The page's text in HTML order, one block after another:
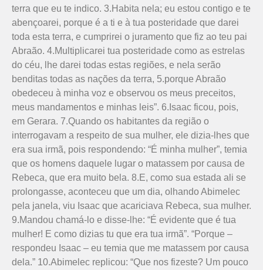
terra que eu te indico. 3.Habita nela; eu estou contigo e te
abençoarei, porque é a ti e à tua posteridade que darei
toda esta terra, e cumprirei o juramento que fiz ao teu pai
Abraão. 4.Multiplicarei tua posteridade como as estrelas
do céu, lhe darei todas estas regiões, e nela serão
benditas todas as nações da terra, 5.porque Abraão
obedeceu à minha voz e observou os meus preceitos,
meus mandamentos e minhas leis”. 6.Isaac ficou, pois,
em Gerara. 7.Quando os habitantes da região o
interrogavam a respeito de sua mulher, ele dizia-lhes que
era sua irmã, pois res­pondendo: “É minha mulher”, temia
que os homens daquele lugar o matassem por causa de
Rebeca, que era muito bela. 8.E, como sua estada ali se
prolongasse, aconteceu que um dia, olhando Abimelec
pela janela, viu Isaac que acariciava Rebeca, sua mulher.
9.Mandou chamá-lo e disse-lhe: “É evidente que é tua
mulher! E como dizias tu que era tua irmã”. “Por­que –
respondeu Isaac – eu temia que me matassem por causa
dela.” 10.Abimelec replicou: “Que nos fizeste? Um pouco